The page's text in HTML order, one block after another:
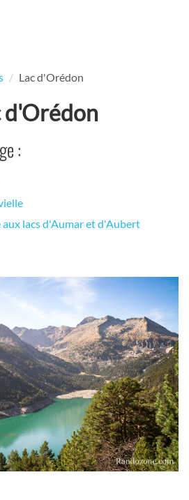
Lac d'Orédon
d'Orédon
:
aux lacs d'Aumar et d'Aubert